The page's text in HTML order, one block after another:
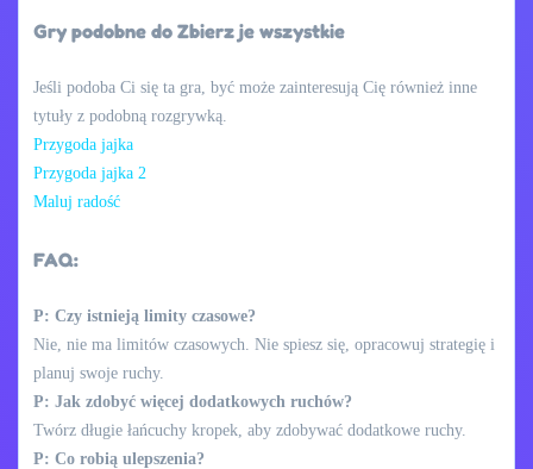
Gry podobne do Zbierz je wszystkie
Jeśli podoba Ci się ta gra, być może zainteresują Cię również inne
tytuły z podobną rozgrywką.
Przygoda jajka
Przygoda jajka 2
Maluj radość
FAQ:
P: Czy istnieją limity czasowe?
Nie, nie ma limitów czasowych. Nie spiesz się, opracowuj strategię i
planuj swoje ruchy.
P: Jak zdobyć więcej dodatkowych ruchów?
Twórz długie łańcuchy kropek, aby zdobywać dodatkowe ruchy.
P: Co robią ulepszenia?